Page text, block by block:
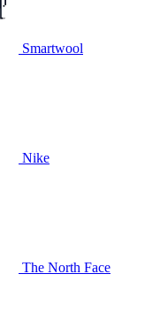
Smartwool
Nike
The North Face